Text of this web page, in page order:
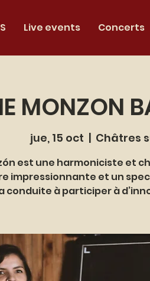
Live events Concerts
MONZON
jue, 15 oct
  |
Châtres
est une harmoniciste et
impressionnante et un
conduite à participer à